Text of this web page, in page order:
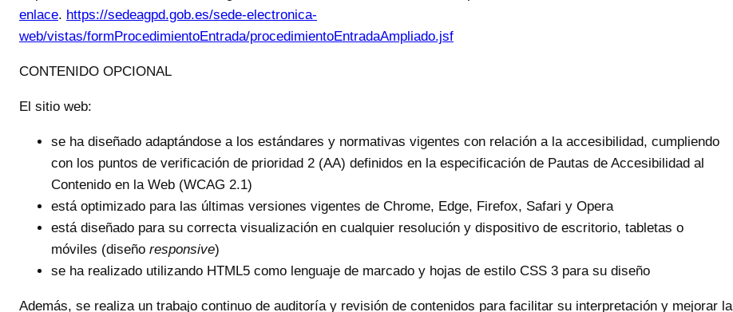
enlace. https://sedeagpd.gob.es/sede-electronica-
web/vistas/formProcedimientoEntrada/procedimientoEntradaAmpliado.jsf
CONTENIDO OPCIONAL
El sitio web:
se ha diseñado adaptándose a los estándares y normativas vigentes con relación a la accesibilidad, cumpliendo
con los puntos de verificación de prioridad 2 (AA) definidos en la especificación de Pautas de Accesibilidad al
Contenido en la Web (WCAG 2.1)
está optimizado para las últimas versiones vigentes de Chrome, Edge, Firefox, Safari y Opera
está diseñado para su correcta visualización en cualquier resolución y dispositivo de escritorio, tabletas o
móviles (diseño responsive)
se ha realizado utilizando HTML5 como lenguaje de marcado y hojas de estilo CSS 3 para su diseño
Además, se realiza un trabajo continuo de auditoría y revisión de contenidos para facilitar su interpretación y mejorar la